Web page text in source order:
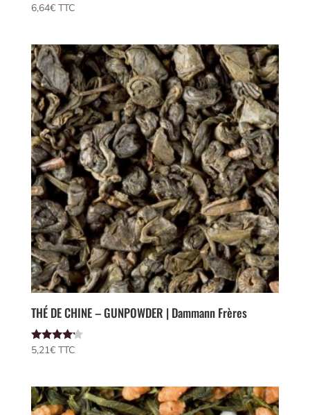
Note
4.00
6,64€ TTC
THÉ DE CHINE – GUNPOWDER | Dammann Frères
Note
5,21€ TTC